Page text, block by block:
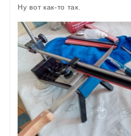
Ну вот как-то так.